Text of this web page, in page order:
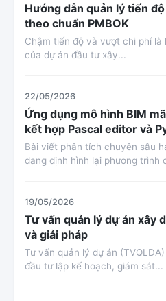
Hướng dẫn quản lý tiến
theo chuẩn PMBOK
Chậm tiến độ và vượt chi phí
của dự án đầu tư xây...
22/05/2026
Ứng dụng mô hình BIM
kết hợp Pascal editor và
Bài viết phân tích chuyên sâu
đang định hình lại phương trình
19/05/2026
Tư vấn quản lý dự án xây
và giải pháp
Tư vấn quản lý dự án
đầu tư lập kế hoạch, giám sát...